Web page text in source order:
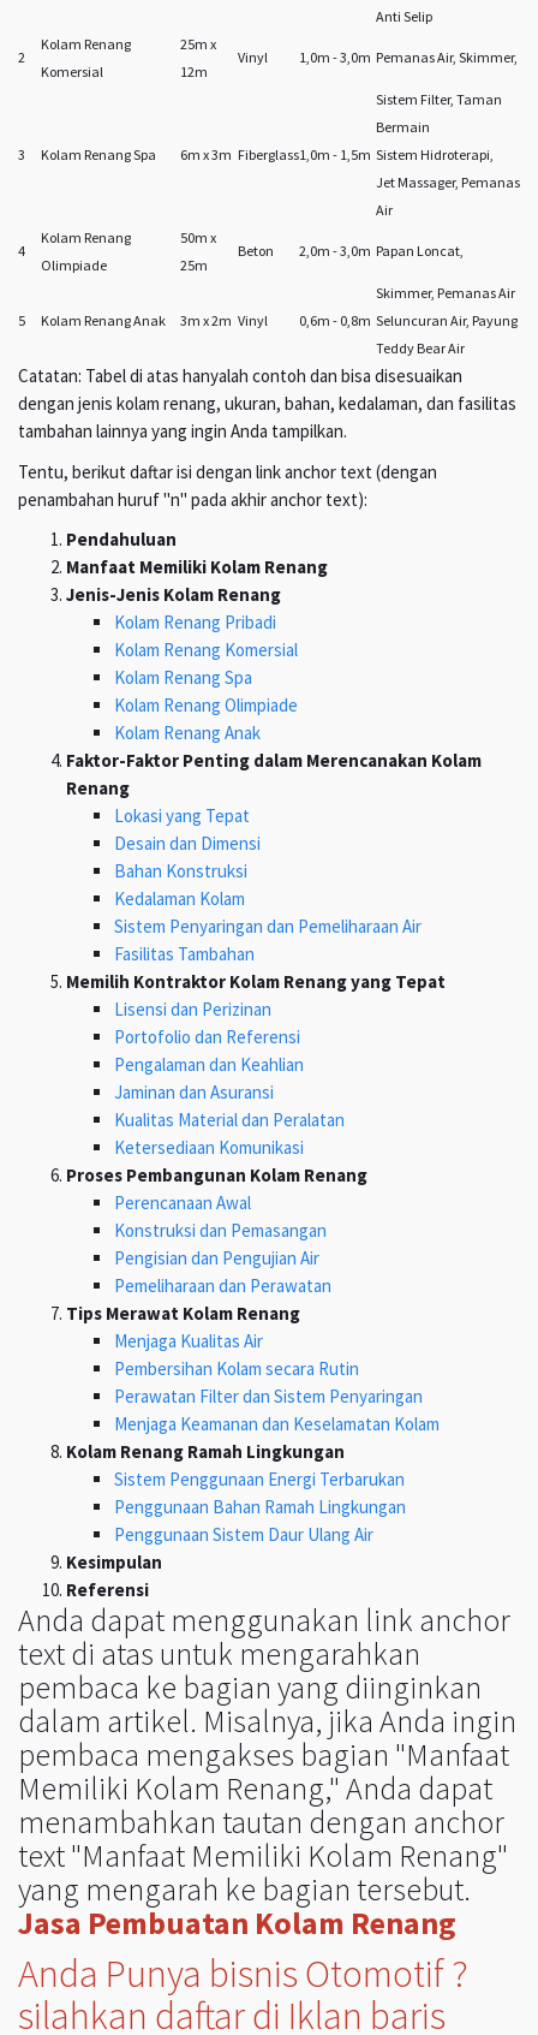
Anti Selip
2
Kolam Renang
Komersial
25m x
12m
Vinyl 1,0m - 3,0m Pemanas Air, Skimmer,
Sistem Filter, Taman
Bermain
3
Kolam Renang Spa 6m x 3m Fiberglass1,0m - 1,5m Sistem Hidroterapi,
Jet Massager, Pemanas
Air
4
Kolam Renang
Olimpiade
50m x
25m
Beton 2,0m - 3,0m Papan Loncat,
Skimmer, Pemanas Air
5
Kolam Renang Anak 3m x 2m Vinyl 0,6m - 0,8m Seluncuran Air, Payung
Teddy Bear Air
Catatan: Tabel di atas hanyalah contoh dan bisa disesuaikan
dengan jenis kolam renang, ukuran, bahan, kedalaman, dan fasilitas
tambahan lainnya yang ingin Anda tampilkan.
Tentu, berikut daftar isi dengan link anchor text (dengan
penambahan huruf "n" pada akhir anchor text):
Pendahuluan
Manfaat Memiliki Kolam Renang
Jenis-Jenis Kolam Renang
Kolam Renang Pribadi
Kolam Renang Komersial
Kolam Renang Spa
Kolam Renang Olimpiade
Kolam Renang Anak
Faktor-Faktor Penting dalam Merencanakan Kolam
Renang
Lokasi yang Tepat
Desain dan Dimensi
Bahan Konstruksi
Kedalaman Kolam
Sistem Penyaringan dan Pemeliharaan Air
Fasilitas Tambahan
Memilih Kontraktor Kolam Renang yang Tepat
Lisensi dan Perizinan
Portofolio dan Referensi
Pengalaman dan Keahlian
Jaminan dan Asuransi
Kualitas Material dan Peralatan
Ketersediaan Komunikasi
Proses Pembangunan Kolam Renang
Perencanaan Awal
Konstruksi dan Pemasangan
Pengisian dan Pengujian Air
Pemeliharaan dan Perawatan
Tips Merawat Kolam Renang
Menjaga Kualitas Air
Pembersihan Kolam secara Rutin
Perawatan Filter dan Sistem Penyaringan
Menjaga Keamanan dan Keselamatan Kolam
Kolam Renang Ramah Lingkungan
Sistem Penggunaan Energi Terbarukan
Penggunaan Bahan Ramah Lingkungan
Penggunaan Sistem Daur Ulang Air
Kesimpulan
Referensi
Anda dapat menggunakan link anchor
text di atas untuk mengarahkan
pembaca ke bagian yang diinginkan
dalam artikel. Misalnya, jika Anda ingin
pembaca mengakses bagian "Manfaat
Memiliki Kolam Renang," Anda dapat
menambahkan tautan dengan anchor
text "Manfaat Memiliki Kolam Renang"
yang mengarah ke bagian tersebut.
Jasa Pembuatan Kolam Renang
Anda Punya bisnis Otomotif ?
silahkan daftar di Iklan baris